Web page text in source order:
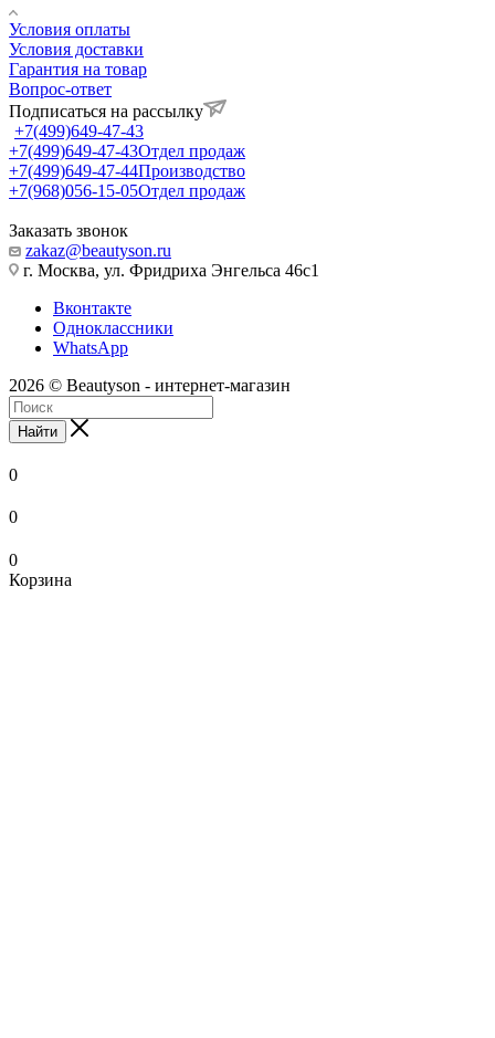
Условия оплаты
Условия доставки
Гарантия на товар
Вопрос-ответ
Подписаться на рассылку
+7(499)649-47-43
+7(499)649-47-43Отдел продаж
+7(499)649-47-44Производство
+7(968)056-15-05Отдел продаж
Заказать звонок
zakaz@beautyson.ru
г. Москва, ул. Фридриха Энгельса 46с1
Вконтакте
Одноклассники
WhatsApp
2026 © Beautyson - интернет-магазин
Найти
0
0
0
Корзина